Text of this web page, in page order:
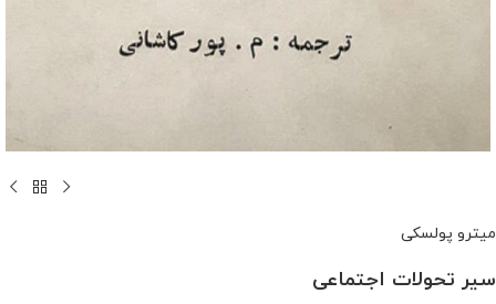
میترو پولسکی
سیر تحولات اجتماعی